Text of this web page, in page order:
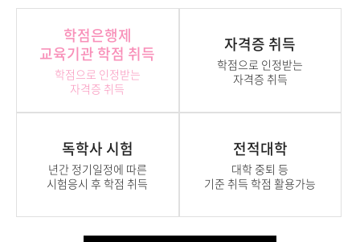
학점은행제
교육기관 학점 취득
학점으로 인정받는
자격증 취득
자격증 취득
학점으로 인정받는
자격증 취득
독학사 시험
년간 정기일정에 따른
시험응시 후 학점 취득
전적대학
대학 중퇴 등
기준 취득 학점 활용가능